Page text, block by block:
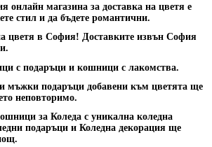
онлайн магазина за доставка на цветя е
стил и да бъдете романтични.
цветя в София! Доставките извън София
с подаръци и кошници с лакомства.
мъжки подаръци добавени към цветята ще
неповторимо.
за Коледа с уникална коледна
подаръци и Коледна декорация ще